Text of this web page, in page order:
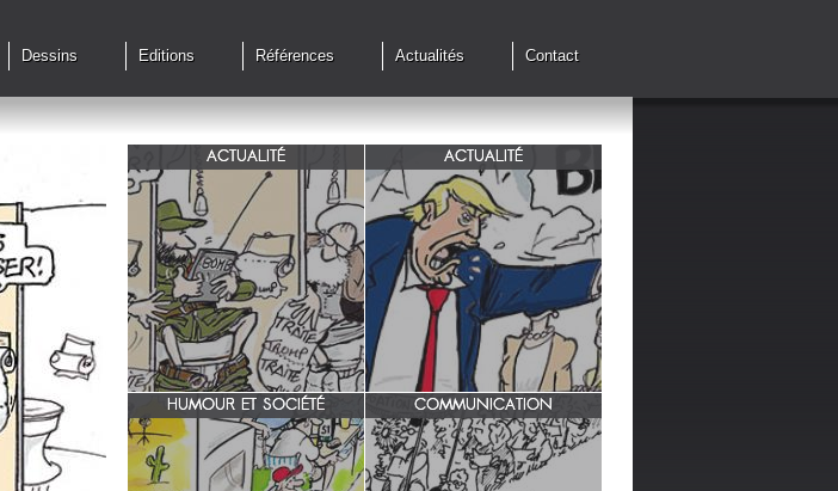
Dessins Editions Références Actualités Contact
ACTUALITÉ
Qu'en est il des accords de cessez
le feu?
ACTUALITÉ
G7 à Evian, Trump, une fois de
plus ,s'en prend aux européens.
HUMOUR ET SOCIÉTÉ
zone 51
COMMUNICATION
INRA/ Rotation des terres.